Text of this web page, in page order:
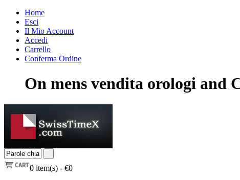
Home
Esci
Il Mio Account
Accedi
Carrello
Conferma Ordine
On mens vendita orologi and
0 item(s) - €0